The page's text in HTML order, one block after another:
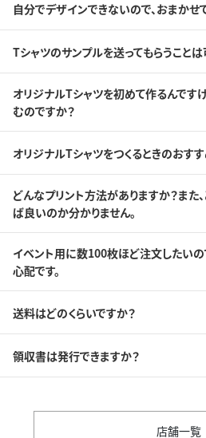
自分でデザインできないので、おまかせ
Tシャツのサンプルを送ってもらうこと
オリジナルTシャツを初めて作るんです
むのですか？
オリジナルTシャツをつくるときのおす
どんなプリント方法がありますか？また
ば良いのか分かりません。
イベント用に数100枚ほど注文したい
心配です。
送料はどのくらいですか？
領収書は発行できますか？
店舗一覧